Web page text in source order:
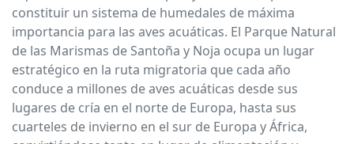
constituir un sistema de humedales de máxima
importancia para las aves acuáticas. El Parque Natural
de las Marismas de Santoña y Noja ocupa un lugar
estratégico en la ruta migratoria que cada año
conduce a millones de aves acuáticas desde sus
lugares de cría en el norte de Europa, hasta sus
cuarteles de invierno en el sur de Europa y África,